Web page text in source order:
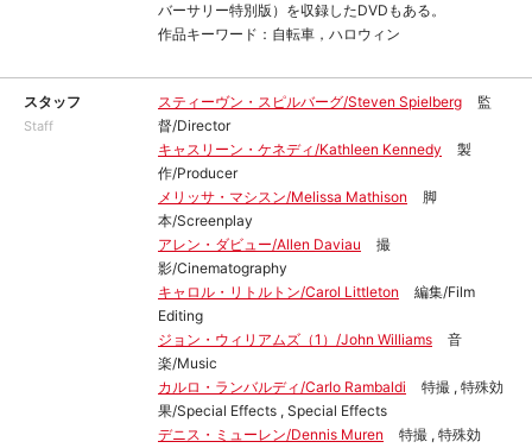
バーサリー特別版）を収録したDVDもある。
作品キーワード：自転車，ハロウィン
スタッフ
Staff
スティーヴン・スピルバーグ/Steven Spielberg
監
督/Director
キャスリーン・ケネディ/Kathleen Kennedy
製
作/Producer
メリッサ・マシスン/Melissa Mathison
脚
本/Screenplay
アレン・ダビュー/Allen Daviau
撮
影/Cinematography
キャロル・リトルトン/Carol Littleton
編集/Film
Editing
ジョン・ウィリアムズ（1）/John Williams
音
楽/Music
カルロ・ランバルディ/Carlo Rambaldi
特撮 , 特殊効
果/Special Effects , Special Effects
デニス・ミューレン/Dennis Muren
特撮 , 特殊効